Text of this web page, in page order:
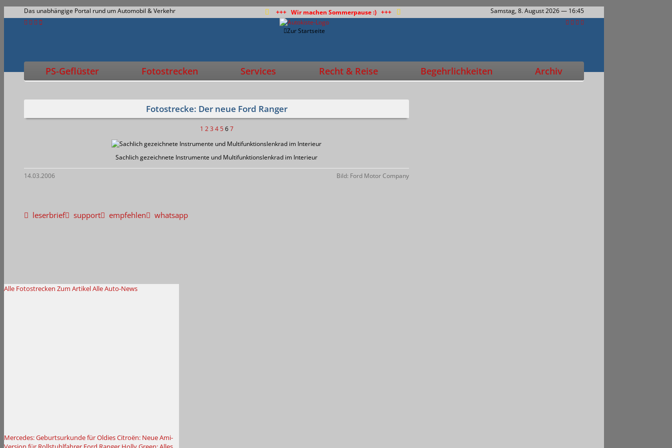
Das unabhängige Portal rund um Automobil & Verkehr +++ Wir machen Sommerpause :) +++ Samstag, 8. August 2026— 16:45
Zur Startseite
PS-Geflüster Fotostrecken Services Recht & Reise Begehrlichkeiten Archiv
Fotostrecke: Der neue Ford Ranger
1 2 3 4 5 6 7
Sachlich gezeichnete Instrumente und Multifunktionslenkrad im Interieur
14.03.2006 Bild: Ford Motor Company
leserbrief support empfehlen whatsapp
Alle Fotostrecken Zum ArtikelAlle Auto-News
Mercedes: Geburtsurkunde für OldiesCitroën: Neue Ami-